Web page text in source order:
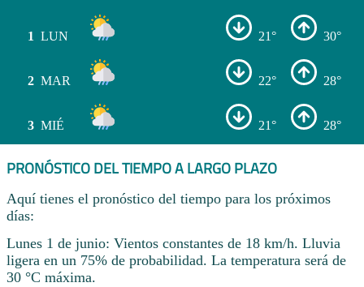
1 LUN 21° 30°
2 MAR 22° 28°
3 MIÉ 21° 28°
PRONÓSTICO DEL TIEMPO A LARGO PLAZO
Aquí tienes el pronóstico del tiempo para los próximos
días:
Lunes 1 de junio: Vientos constantes de 18 km/h. Lluvia
ligera en un 75% de probabilidad. La temperatura será de
30 °C máxima.